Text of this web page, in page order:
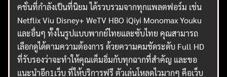
คชั่นที่กำลังเป็นที่นิยม ได้รวบรวมจากทุกแพลตฟอร์ม เช่น
Netflix Viu Disney+ WeTV HBO iQiyi Monomax Youku
และอื่นๆ ทั้งในรูปแบบพากย์ไทยและซับไทย คุณสามารถ
เลือกดูได้ตามความต้องการ ด้วยความคมชัดระดับ Full HD
ที่รับรองว่าจะทำให้คุณเต็มอิ่มกับทุกฉากที่สำคัญ และขอ
แนะนำอีก1เว็บ ที่ให้บริการฟรี ตัวเล่นโหลดไวมากๆ คือเว็บ